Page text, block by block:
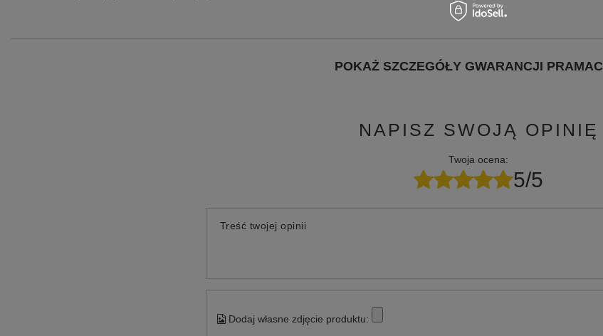
POKAŻ SZCZEGÓŁY GWARANCJI PRAMAC
NAPISZ SWOJĄ OPINIĘ
Twoja ocena:
5/5
Treść twojej opinii
Dodaj własne zdjęcie produktu: